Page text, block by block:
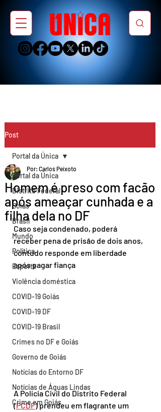
Post
Portal da Única
Distrito Federal
Goiás
Brasil
Mundo
Política
Esporte
Violência doméstica
COVID-19 Goiás
COVID-19 DF
COVID-19 Brasil
Crimes no DF e Goiás
Governo de Goiás
Notícias do Entorno DF
Notícias de Águas Lindas
Crime em Goiás
Portal da Única
Homem é preso com facão
após ameaçar cunhada e a
filha dela no DF
Por: Carlos Peixoto
Caso seja condenado, poderá
receber pena de prisão de dois anos,
contudo responde em liberdade
após pagar fiança
A Polícia Civil do Distrito Federal
(PCDF) prendeu em flagrante um